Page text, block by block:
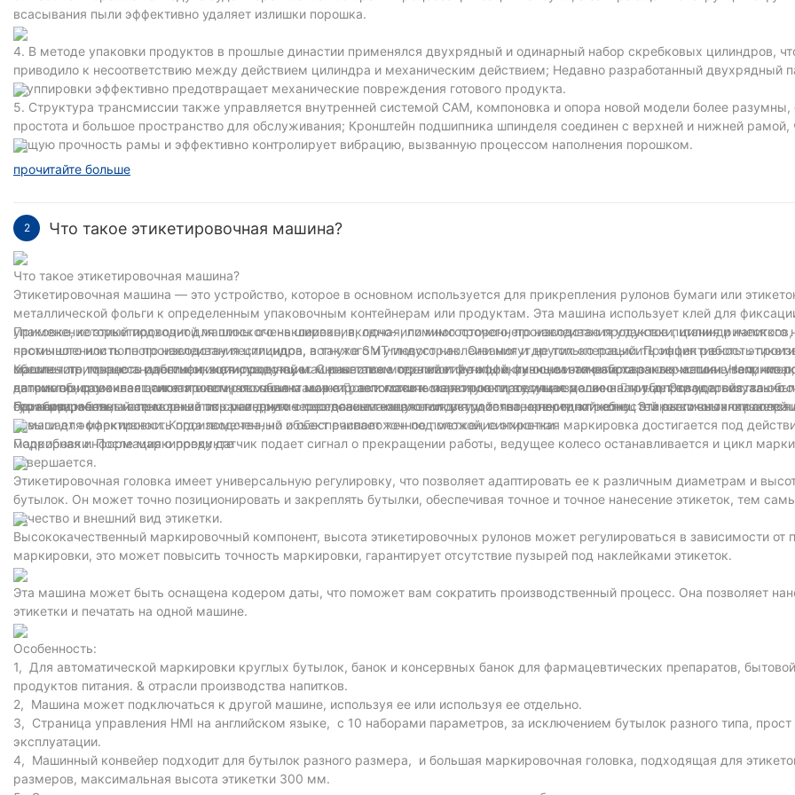
всасывания пыли эффективно удаляет излишки порошка.
4. В методе упаковки продуктов в прошлые династии применялся двухрядный и одинарный набор скребковых цилиндров,
приводило к несоответствию между действием цилиндра и механическим действием; Недавно разработанный двухрядный
группировки эффективно предотвращает механические повреждения готового продукта.
5. Структура трансмиссии также управляется внутренней системой CAM, компоновка и опора новой модели более
простота и большое пространство для обслуживания; Кронштейн подшипника шпинделя соединен с верхней и нижней рамой,
общую прочность рамы и эффективно контролирует вибрацию, вызванную процессом наполнения порошком.
прочитайте больше
2 Что такое этикетировочная машина?
Что такое этикетировочная машина?
Этикетировочная машина — это устройство, которое в основном используется для прикрепления рулонов бумаги или
металлической фольги к определенным упаковочным контейнерам или продуктам. Эта машина использует клей для
упаковке, который подходит для плоского наклеивания, одно- или многостороннего наклеивания упаковки, цилиндрического
частичного или полного наклеивания цилиндра, вогнутого и углового наклеивания и других операций. Принцип работы
машины примерно аналогичен, хотя существует множество моделей и функций, их основная работа заключается в том, что
датчик обнаруживает сигнал о том, что объект маркировки готов к маркировке, ведущее колесо начинает вращаться, так что
барабана меняет направление по сравнению с состоянием натяжения устройства, а передний конец этикетки
бумаги для маркировки. Когда помеченный объект расположен под меткой, синхронная маркировка достигается под
маркировки. После маркировки датчик подает сигнал о прекращении работы, ведущее колесо останавливается и цикл
завершается.
Применение этикетировочной машины очень широко, включая, помимо прочего, производство продуктов питания и
промышленность по производству пестицидов, а также SMT-индустрию. Они могут не только повысить эффективность
обеспечить точность идентификации продукции. С развитием технологий типы и функции этикетировочных машин
например, самоклеящаяся этикетировочная машина , автоматическая этикетировочная машина  и т. д. Эти устройства
гуманизированный сенсорный экран и другие передовые технологии для удовлетворения потребностей различных отраслей
Кроме того, процесс работы этикетировочной машины также отражает ее эффективные и точные характеристики.
автоматизированная этикетировочная машина может расположить печатную плату или изделие на трубопроводе, визуально
его координаты, а затем захватить материал через всасывающую головку и точно нанести этикетку. Эта высокоточная
повышает эффективность производства, но и обеспечивает точное положение этикетки.
Принцип работы
Подробная информация о продукте
Этикетировочная головка имеет универсальную регулировку, что позволяет адаптировать ее к различным диаметрам и
бутылок. Он может точно позиционировать и закреплять бутылки, обеспечивая точное и точное нанесение этикеток, тем
качество и внешний вид этикетки.
Высококачественный маркировочный компонент, высота этикетировочных рулонов может регулироваться в зависимости от
маркировки, это может повысить точность маркировки, гарантирует отсутствие пузырей под наклейками этикеток.
Эта машина может быть оснащена кодером даты, что поможет вам сократить производственный процесс. Она позволяет
этикетки и печатать на одной машине.
Особенность:
1, Для автоматической маркировки круглых бутылок, банок и консервных банок для фармацевтических препаратов,
продуктов питания. & отрасли производства напитков.
2, Машина может подключаться к другой машине, используя ее или используя ее отдельно.
3, Страница управления HMI на английском языке, с 10 наборами параметров, за исключением бутылок разного типа, прост
эксплуатации.
4, Машинный конвейер подходит для бутылок разного размера, и большая маркировочная головка, подходящая для
размеров, максимальная высота этикетки 300 мм.